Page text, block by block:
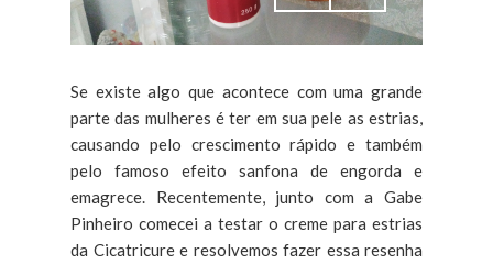
Se existe algo que acontece com uma grande
parte das mulheres é ter em sua pele as estrias,
causando pelo crescimento rápido e também
pelo famoso efeito sanfona de engorda e
emagrece. Recentemente, junto com a Gabe
Pinheiro comecei a testar o creme para estrias
da Cicatricure e resolvemos fazer essa resenha